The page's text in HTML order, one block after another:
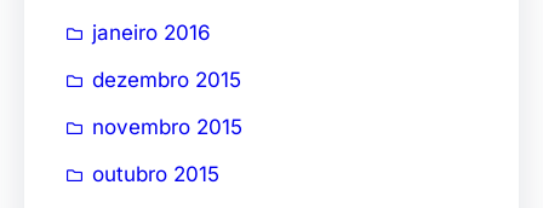
janeiro 2016
dezembro 2015
novembro 2015
outubro 2015